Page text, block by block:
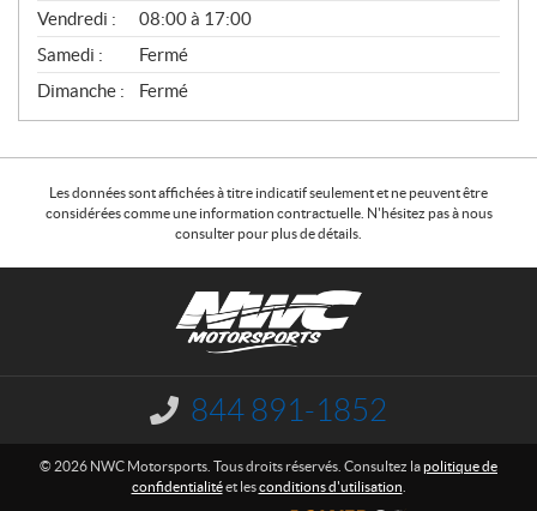
Vendredi :
08:00 à 17:00
Samedi :
Fermé
Dimanche :
Fermé
Les données sont affichées à titre indicatif seulement et ne peuvent être
considérées comme une information contractuelle. N'hésitez pas à nous
consulter pour plus de détails.
I
n
o
r
844 891-1852
© 2026 NWC Motorsports. Tous droits réservés. Consultez lapolitique de
confidentialitéet lesconditions d'utilisation